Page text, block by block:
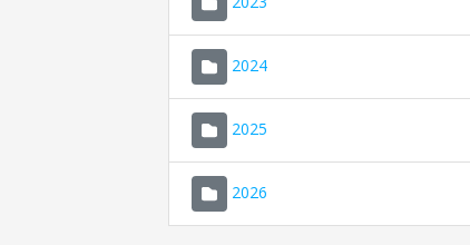
2024
2025
2026